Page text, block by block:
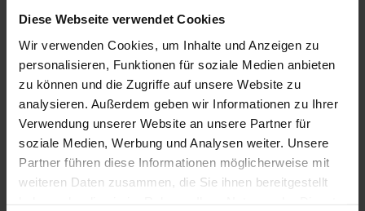
Diese Webseite verwendet Cookies
Wir verwenden Cookies, um Inhalte und Anzeigen zu
personalisieren, Funktionen für soziale Medien anbieten
zu können und die Zugriffe auf unsere Website zu
analysieren. Außerdem geben wir Informationen zu Ihrer
Verwendung unserer Website an unsere Partner für
soziale Medien, Werbung und Analysen weiter. Unsere
Partner führen diese Informationen möglicherweise mit
weiteren Daten zusammen, die Sie ihnen bereitgestellt
war ein guter Anlass, intensiv über die Frage der
Mehrsprachigkeit nachzudenken, Bilanz zu ziehen
und Perspektiven zu öffnen. Experten aus dem In-
und Ausland versuchen auf die sprachpolitischen
Fragen eine Antwort zu geben, Modelle für Europa
zu entwickeln und Möglichkeiten für den Erhalt der
Vielsprachigkeit aufzuzeigen.
Inwieweit die auswärtige Kulturpolitik zum Erhalt